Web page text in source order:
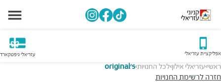
אפליקציית עזריאלי עזריאלי גיפטקארד
ראשי>עזריאלי אילון>לכל החנויות>
original's
חזרה לרשימת החנויות